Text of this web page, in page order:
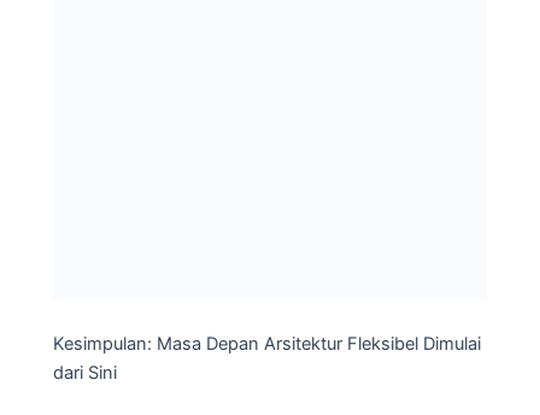
Kesimpulan: Masa Depan Arsitektur Fleksibel Dimulai
dari Sini